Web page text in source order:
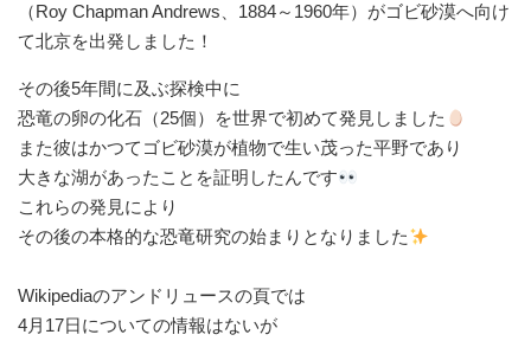
⁡（Roy Chapman Andrews、1884～1960年）がゴビ砂漠へ向け
て北京を出発しました！⁡
その後5年間に及ぶ探検中に⁡
⁡恐竜の卵の化石（25個）を世界で初めて発見しました
⁡また彼はかつてゴビ砂漠が植物で生い茂った平野であり⁡
⁡大きな湖があったことを証明したんです
⁡これらの発見により⁡
⁡その後の本格的な恐竜研究の始まりとなりました
Wikipediaのアンドリュースの頁では⁡
⁡4月17日についての情報はないが⁡